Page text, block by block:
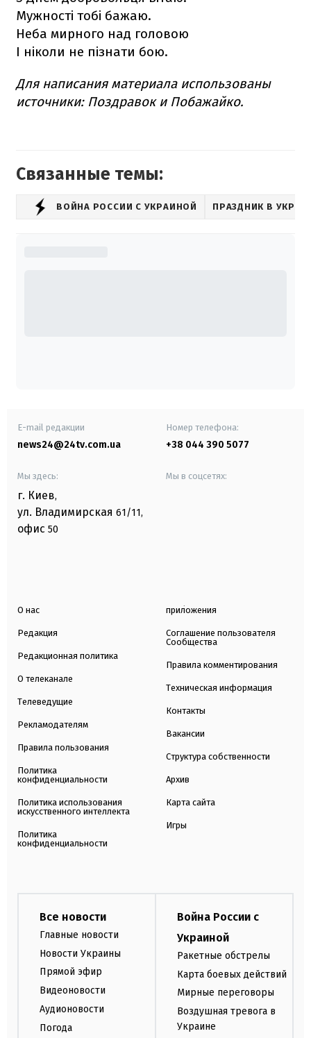
Мужності тобі бажаю.
Неба мирного над головою
І ніколи не пізнати бою.
Для написания материала использованы
источники: Поздравок и Побажайко.
Связанные темы:
ВОЙНА РОССИИ С УКРАИНОЙ ПРАЗДНИК В
E-mail редакции
news24@24tv.com.ua
Номер телефона:
+38 044 390 5077
Мы здесь:
г. Киев,
ул. Владимирская 61/11,
офис 50
Мы в соцсетях:
О нас
Редакция
Редакционная политика
О телеканале
Телеведущие
Рекламодателям
Правила пользования
Политика
конфиденциальности
Политика использования
искусственного интеллекта
Политика
конфиденциальности
приложения
Соглашение пользователя
Сообщества
Правила комментирования
Техническая информация
Контакты
Вакансии
Структура собственности
Архив
Карта сайта
Игры
Все новости
Главные новости
Новости Украины
Прямой эфир
Видеоновости
Аудионовости
Погода
Война России с
Украиной
Ракетные обстрелы
Карта боевых действий
Мирные переговоры
Воздушная тревога в
Украине